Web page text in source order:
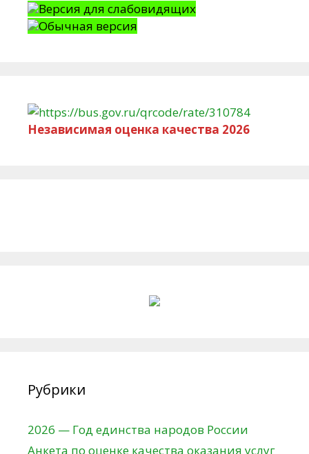
Версия для слабовидящих
Обычная версия
Независимая оценка качества 2026
Рубрики
2026 — Год единства народов России
Анкета по оценке качества оказания услуг